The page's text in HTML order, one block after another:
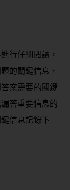
行仔細閱讀，
的關鍵信息，
案需要的關鍵
答重要信息的
信息記錄下